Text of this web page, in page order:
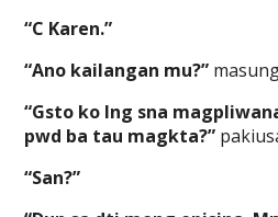
“C Karen.”
“Ano kailangan mu?”
“Gsto ko lng sna
pwd ba tau magkta?”
“San?”